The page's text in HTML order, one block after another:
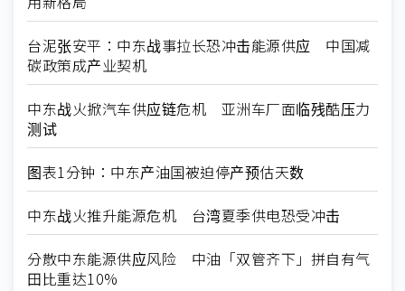
台泥张安平：中东战事拉长恐冲击能源供应 中国减
碳政策成产业契机
中东战火掀汽车供应链危机 亚洲车厂面临残酷压力
测试
图表1分钟：中东产油国被迫停产预估天数
中东战火推升能源危机 台湾夏季供电恐受冲击
分散中东能源供应风险 中油「双管齐下」拼自有气
田比重达10%